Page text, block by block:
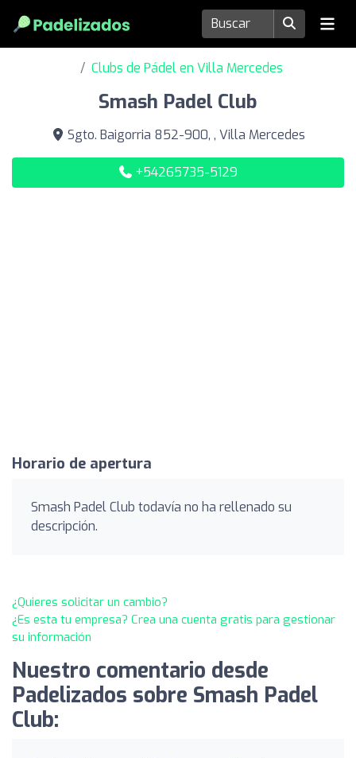
Clubs de Pádel en Villa Mercedes
Smash Padel Club
Sgto. Baigorria 852-900, , Villa Mercedes
+54265735-5129
Horario de apertura
Smash Padel Club todavía no ha rellenado su
descripción.
¿Quieres solicitar un cambio?
¿Es esta tu empresa? Crea una cuenta gratis para gestionar
su información
Nuestro comentario desde
Padelizados sobre Smash Padel
Club: